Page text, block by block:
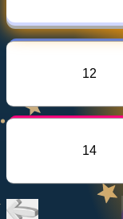
Показати більше
НАВЧАЛЬНИЙ ПЛАН
12
14